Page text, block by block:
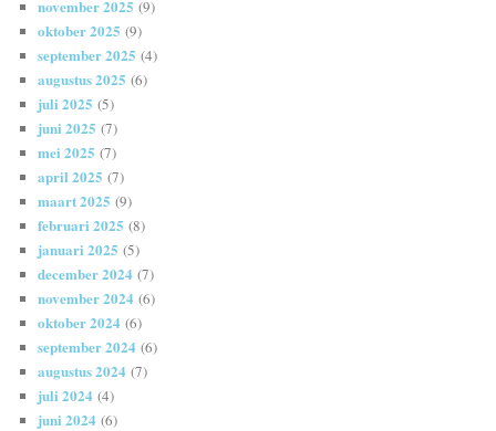
november 2025 (9)
oktober 2025 (9)
september 2025 (4)
augustus 2025 (6)
juli 2025 (5)
juni 2025 (7)
mei 2025 (7)
april 2025 (7)
maart 2025 (9)
februari 2025 (8)
januari 2025 (5)
december 2024 (7)
november 2024 (6)
oktober 2024 (6)
september 2024 (6)
augustus 2024 (7)
juli 2024 (4)
juni 2024 (6)